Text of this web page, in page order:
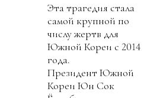
Эта трагедия стала
самой крупной по
числу жертв для
Южной Кореи с 2014
года.
Президент Южной
Кореи Юн Сок